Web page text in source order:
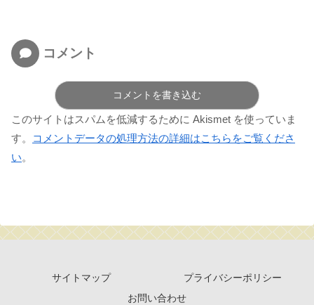
コメント
コメントを書き込む
このサイトはスパムを低減するために Akismet を使っていま
す。
コメントデータの処理方法の詳細はこちらをご覧くださ
い。
サイトマップ
プライバシーポリシー
お問い合わせ